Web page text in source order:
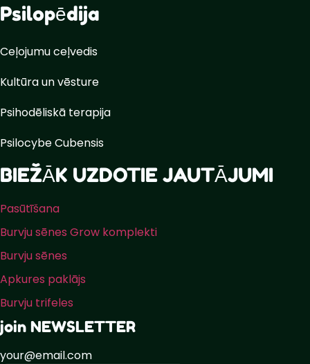
Psilopēdija
Ceļojumu ceļvedis
Kultūra un vēsture
Psihodēliskā terapija
Psilocybe Cubensis
BIEŽĀK UZDOTIE JAUTĀJUMI
Pasūtīšana
Burvju sēnes Grow komplekti
Burvju sēnes
Apkures paklājs
Burvju trifeles
join NEWSLETTER
your@email.com